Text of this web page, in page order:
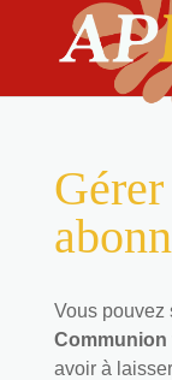
Vous pouvez
Communion
avoir à